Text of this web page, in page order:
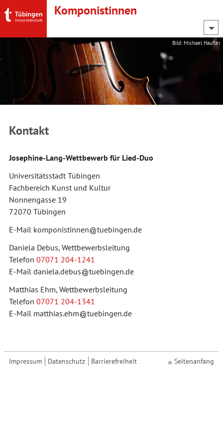
Komponistinnen
Bild: Michael Haufler
Kontakt
Josephine-Lang-Wettbewerb für Lied-Duo
Universitätsstadt Tübingen
Fachbereich Kunst und Kultur
Nonnengasse 19
72070 Tübingen
E-Mail komponistinnen
tuebingen.de
Daniela Debus, Wettbewerbsleitung
Telefon 07071 204-1241
E-Mail daniela.debus
tuebingen.de
Matthias Ehm, Wettbewerbsleitung
Telefon 07071 204-1341
E-Mail matthias.ehm tuebingen.de
Impressum Datenschutz Barrierefreiheit Seitenanfang